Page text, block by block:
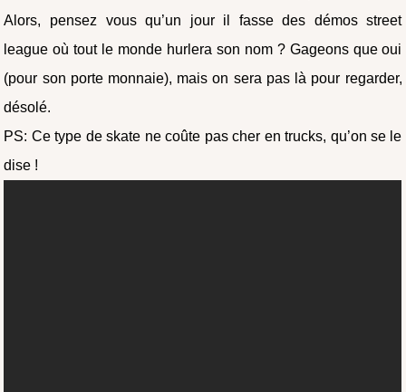
Alors, pensez vous qu’un jour il fasse des démos street
league où tout le monde hurlera son nom ? Gageons que oui
(pour son porte monnaie), mais on sera pas là pour regarder,
désolé.
PS: Ce type de skate ne coûte pas cher en trucks, qu’on se le
dise !